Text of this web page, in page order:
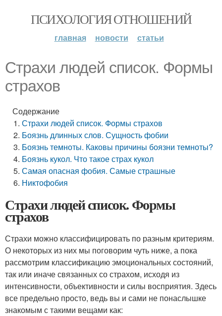
ПСИХОЛОГИЯ ОТНОШЕНИЙ
главная новости статьи
Страхи людей список. Формы
страхов
Содержание
Страхи людей список. Формы страхов
Боязнь длинных слов. Сущность фобии
Боязнь темноты. Каковы причины боязни темноты?
Боязнь кукол. Что такое страх кукол
Самая опасная фобия. Самые страшные
Никтофобия
Страхи людей список. Формы
страхов
Страхи можно классифицировать по разным критериям.
О некоторых из них мы поговорим чуть ниже, а пока
рассмотрим классификацию эмоциональных состояний,
так или иначе связанных со страхом, исходя из
интенсивности, объективности и силы восприятия. Здесь
все предельно просто, ведь вы и сами не понаслышке
знакомым с такими вещами как: